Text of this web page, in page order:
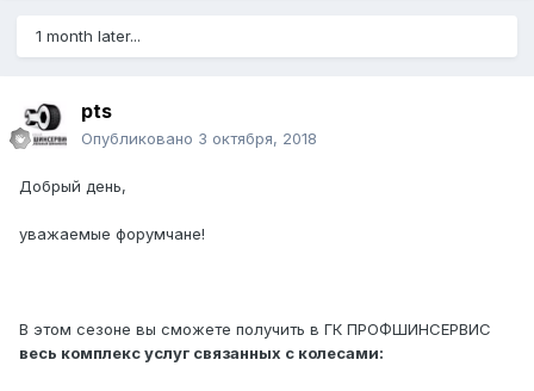
1 month later...
pts
Опубликовано 3 октября, 2018
Добрый день,
уважаемые форумчане!
В этом сезоне вы сможете получить в ГК ПРОФШИНСЕРВИС
весь комплекс услуг связанных с колесами: